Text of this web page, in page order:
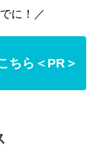
に！／
ちら＜PR＞